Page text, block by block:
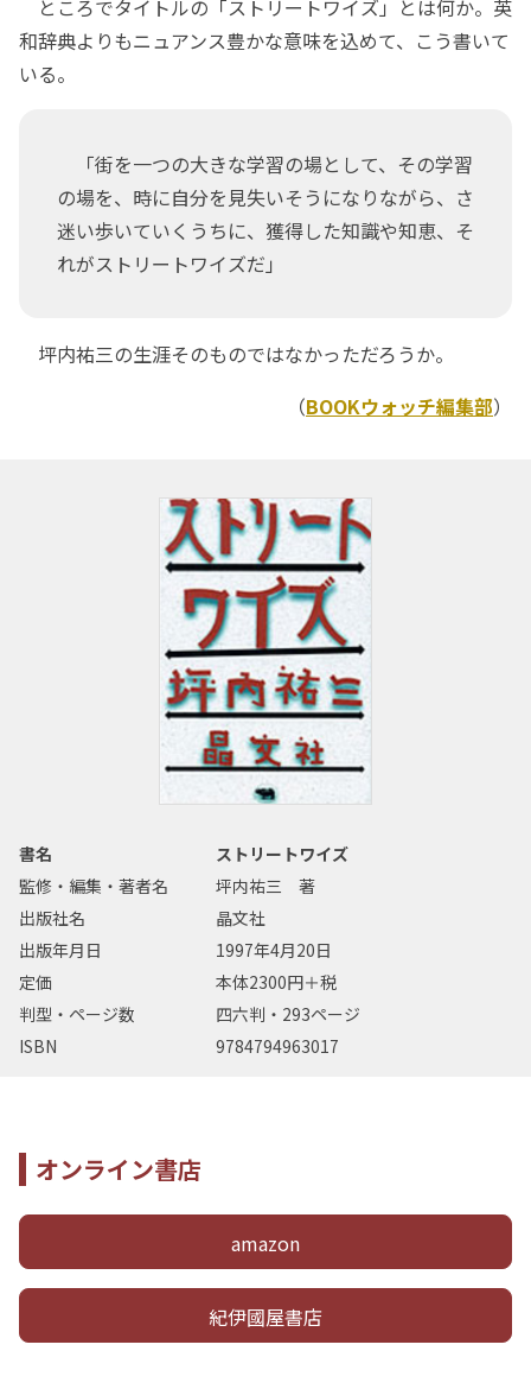
ところでタイトルの「ストリートワイズ」とは何か。英
和辞典よりもニュアンス豊かな意味を込めて、こう書いて
いる。
「街を一つの大きな学習の場として、その学習
の場を、時に自分を見失いそうになりながら、さ
迷い歩いていくうちに、獲得した知識や知恵、そ
れがストリートワイズだ」
坪内祐三の生涯そのものではなかっただろうか。
（BOOKウォッチ編集部）
書名
ストリートワイズ
監修・編集・著者名
坪内祐三 著
出版社名
晶文社
出版年月日
1997年4月20日
定価
本体2300円＋税
判型・ページ数
四六判・293ページ
ISBN
9784794963017
オンライン書店
amazon
紀伊國屋書店